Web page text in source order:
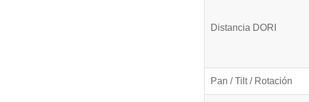
Distancia DORI
Pan / Tilt / Rotación